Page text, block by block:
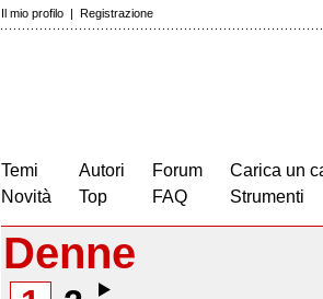
Il mio profilo | Registrazione
Temi
Novità
Autori
Top
Forum
FAQ
Carica un
Strumenti
Denne